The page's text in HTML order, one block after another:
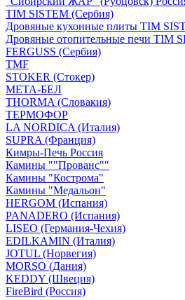
TIM SISTEM (Сербия)
Дровяные кухонные плиты TIM
Дровяные отопительные печи TIM
FERGUSS (Сербия)
TMF
STOKER (Стокер)
МЕТА-БЕЛ
THORMA (Словакия)
ТЕРМОФОР
LA NORDICA (Италия)
SUPRA (Франция)
Кимры-Печь Россия
Камины ""Прованс""
Камины "Кострома"
Камины "Медальон"
HERGOM (Испания)
PANADERO (Испания)
LISEO (Германия-Чехия)
EDILKAMIN (Италия)
JOTUL (Норвегия)
MORSO (Дания)
KEDDY (Швеция)
FireBird (Россия)